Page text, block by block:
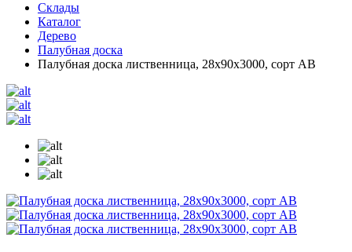
Склады
Каталог
Дерево
Палубная доска
Палубная доска лиственница, 28х90х3000, сорт АВ